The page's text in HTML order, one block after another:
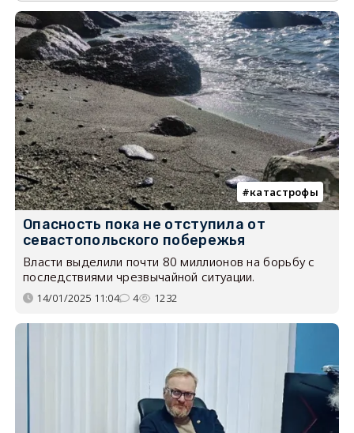
катастрофы
Опасность пока не отступила от
севастопольского побережья
Власти выделили почти 80 миллионов на борьбу с
последствиями чрезвычайной ситуации.
14/01/2025 11:04 4 1232